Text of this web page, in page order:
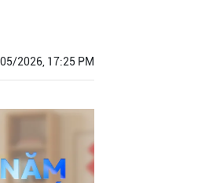
2026, 17:25 PM